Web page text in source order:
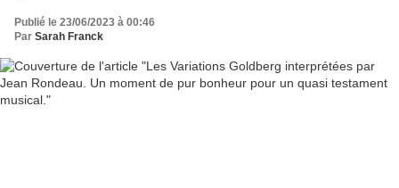
Publié le 23/06/2023 à 00:46
Par Sarah Franck